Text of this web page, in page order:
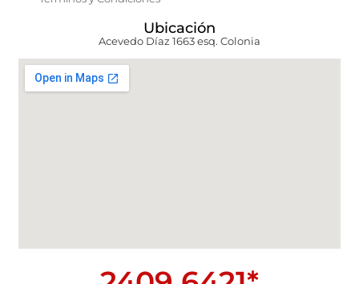
Ubicación
Acevedo Díaz 1663 esq. Colonia